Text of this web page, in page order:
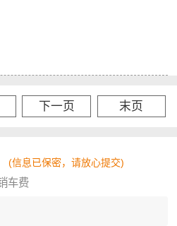
下一页 末页
(信息已保密，请放心提交)
车费